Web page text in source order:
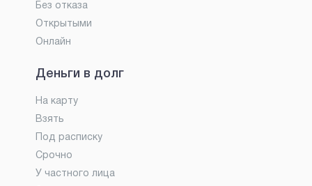
Без отказа
Открытыми
Онлайн
Деньги в долг
На карту
Взять
Под расписку
Срочно
У частного лица